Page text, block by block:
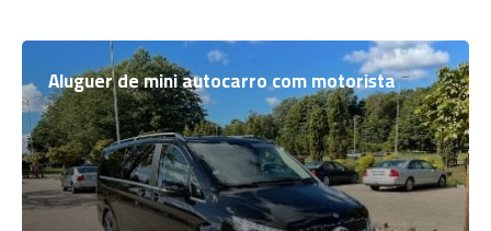
Aluguer de mini autocarro com motorista